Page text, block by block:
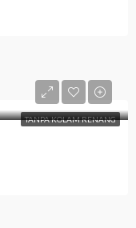
TANPA KOLAM RENANG